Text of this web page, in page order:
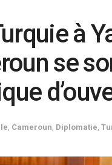
à
se
Cameroun Diplomatie